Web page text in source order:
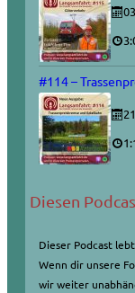
#114 –
Diesen
Dieser Podcast
Wenn dir unsere
wir weiter